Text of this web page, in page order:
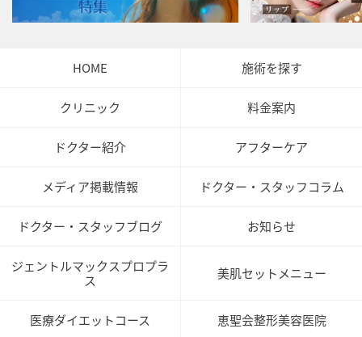
HOME 施術を探す
クリニック 料金案内
ドクター紹介 アフターケア
メディア掲載情報 ドクター・スタッフコラム
ドクター・スタッフブログ お知らせ
ジェントルマックスプロプラ
ス
美肌セットメニュー
医療ダイエットコース 恵聖会整形美容医院